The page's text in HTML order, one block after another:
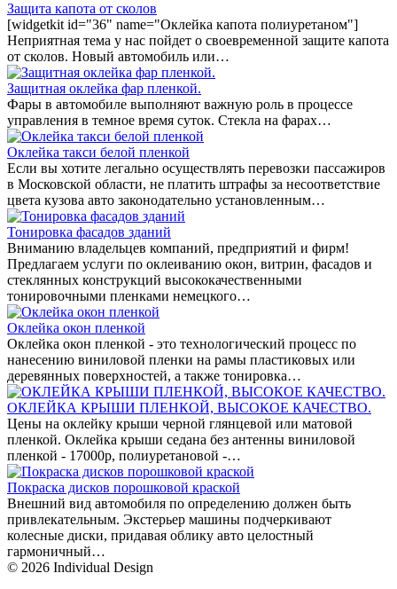
Защита капота от сколов
[widgetkit id="36" name="Оклейка капота полиуретаном"]
Неприятная тема у нас пойдет о своевременной защите капота
от сколов. Новый автомобиль или…
Защитная оклейка фар пленкой.
Фары в автомобиле выполняют важную роль в процессе
управления в темное время суток. Стекла на фарах…
Оклейка такси белой пленкой
Если вы хотите легально осуществлять перевозки пассажиров
в Московской области, не платить штрафы за несоответствие
цвета кузова авто законодательно установленным…
Тонировка фасадов зданий
Вниманию владельцев компаний, предприятий и фирм!
Предлагаем услуги по оклеиванию окон, витрин, фасадов и
стеклянных конструкций высококачественными
тонировочными пленками немецкого…
Оклейка окон пленкой
Оклейка окон пленкой - это технологический процесс по
нанесению виниловой пленки на рамы пластиковых или
деревянных поверхностей, а также тонировка…
ОКЛЕЙКА КРЫШИ ПЛЕНКОЙ, ВЫСОКОЕ КАЧЕСТВО.
Цены на оклейку крыши черной глянцевой или матовой
пленкой. Оклейка крыши седана без антенны виниловой
пленкой - 17000р, полиуретановой -…
Покраска дисков порошковой краской
Внешний вид автомобиля по определению должен быть
привлекательным. Экстерьер машины подчеркивают
колесные диски, придавая облику авто целостный
гармоничный…
© 2026 Individual Design